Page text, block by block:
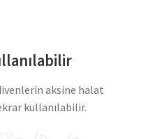
aksine halat
kullanılabilir.